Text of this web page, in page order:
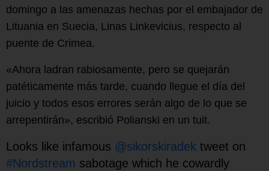
domingo a las amenazas hechas por el embajador de
Lituania en Suecia, Linas Linkevicius, respecto al
puente de Crimea.
«Ahora ladran rabiosamente, pero se quejarán
patéticamente más tarde, cuando llegue el día del
juicio y todos esos errores serán algo de lo que se
arrepentirán», escribió Polianski en un tuit.
Looks like infamous @sikorskiradek tweet on
#Nordstream sabotage which he cowardly